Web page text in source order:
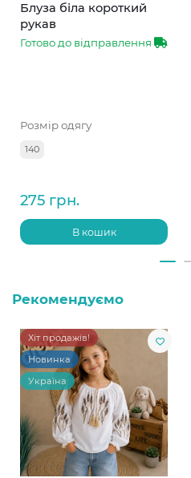
Блуза біла короткий
рукав
Готово до відправлення
Розмір одягу
140
275 грн.
В кошик
Рекомендуємо
Хіт продажів!
Новинка
Україна